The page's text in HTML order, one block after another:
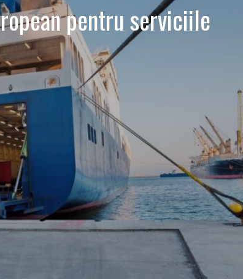
pentru serviciile